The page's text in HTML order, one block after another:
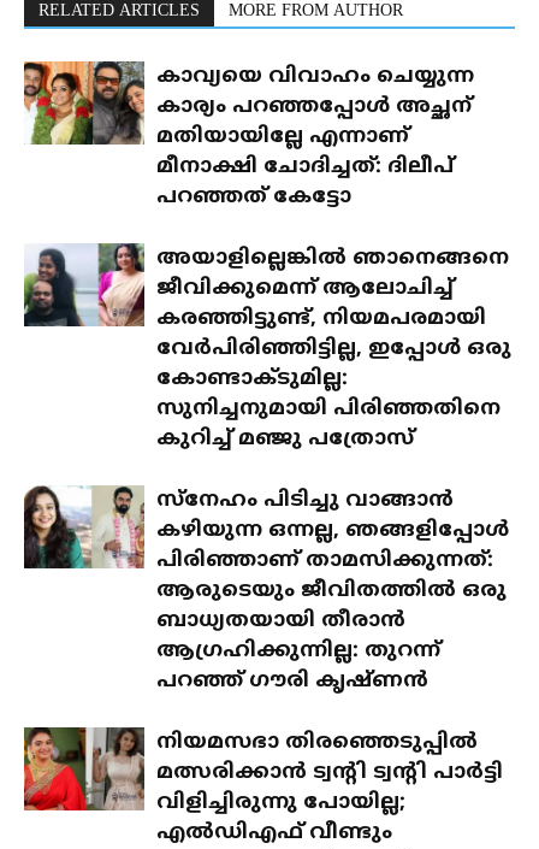
RELATED ARTICLES MORE FROM AUTHOR
കാവ്യയെ വിവാഹം ചെയ്യുന്ന
കാര്യം പറഞ്ഞപ്പോൾ അച്ഛന്
മതിയായില്ലേ എന്നാണ്
മീനാക്ഷി ചോദിച്ചത്: ദിലീപ്
പറഞ്ഞത് കേട്ടോ
അയാളില്ലെങ്കിൽ ഞാനെങ്ങനെ
ജീവിക്കുമെന്ന് ആലോചിച്ച്
കരഞ്ഞിട്ടുണ്ട്, നിയമപരമായി
വേർപിരിഞ്ഞിട്ടില്ല, ഇപ്പോൾ ഒരു
കോണ്ടാക്ടുമില്ല:
സുനിച്ചനുമായി പിരിഞ്ഞതിനെ
കുറിച്ച് മഞ്ജു പത്രോസ്
സ്‌നേഹം പിടിച്ചു വാങ്ങാൻ
കഴിയുന്ന ഒന്നല്ല, ഞങ്ങളിപ്പോൾ
പിരിഞ്ഞാണ് താമസിക്കുന്നത്:
ആരുടെയും ജീവിതത്തിൽ ഒരു
ബാധ്യതയായി തീരാൻ
ആഗ്രഹിക്കുന്നില്ല: തുറന്ന്
പറഞ്ഞ് ഗൗരി കൃഷ്ണൻ
നിയമസഭാ തിരഞ്ഞെടുപ്പിൽ
മത്സരിക്കാൻ ട്വന്റി ട്വന്റി പാർട്ടി
വിളിച്ചിരുന്നു പോയില്ല;
എൽഡിഎഫ് വീണ്ടും